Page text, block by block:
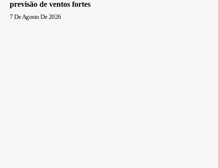
previsão de ventos fortes
7 De Agosto De 2026